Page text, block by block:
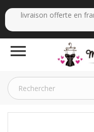
livraison offerte en
